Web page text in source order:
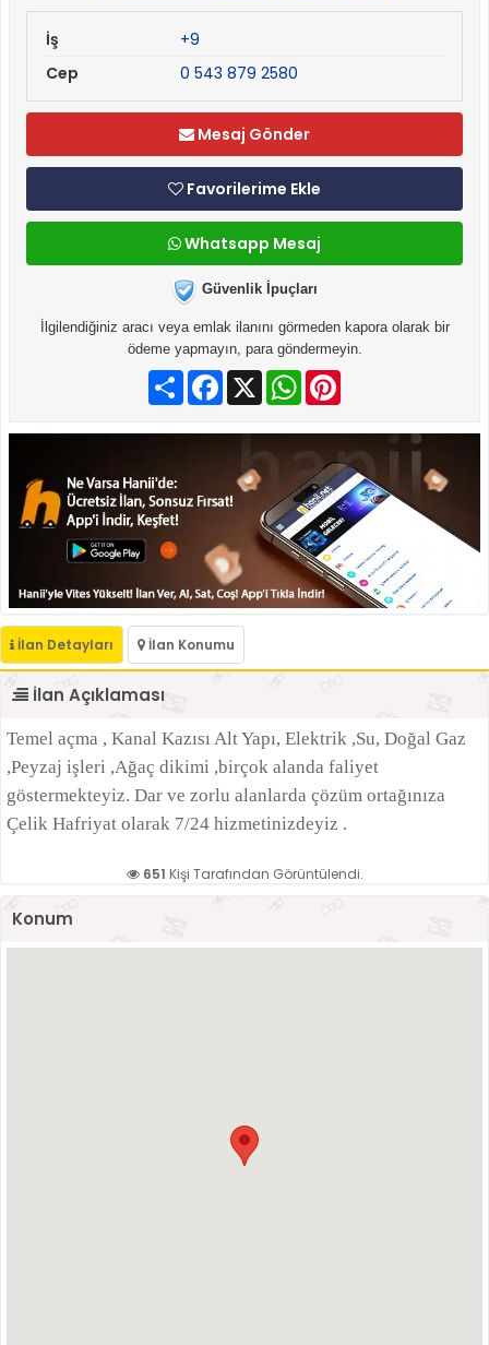
İş
+9
Cep
0 543 879 2580
Mesaj Gönder
Favorilerime Ekle
Whatsapp Mesaj
Güvenlik İpuçları
İlgilendiğiniz aracı veya emlak ilanını görmeden kapora olarak bir
ödeme yapmayın, para göndermeyin.
PaylaşFacebook
X WhatsApp
İlan Detayları İlan Konumu
İlan Açıklaması
Temel açma , Kanal Kazısı Alt Yapı, Elektrik ,Su, Doğal Gaz
,Peyzaj işleri ,Ağaç dikimi ,birçok alanda faliyet
göstermekteyiz. Dar ve zorlu alanlarda çözüm ortağınıza
Çelik Hafriyat olarak 7/24 hizmetinizdeyiz .
651 Kişi Tarafından Görüntülendi.
Konum